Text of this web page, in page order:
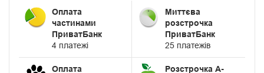
Оплата
частинами
ПриватБанк
4 платежі
Миттєва
розстрочка
ПриватБанк
25 платежів
Оплата
Розстрочка А-